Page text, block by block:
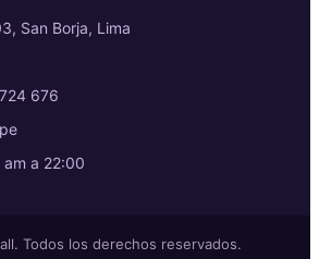
San Borja, Lima
676
am a 22:00
Todos los derechos reservados.